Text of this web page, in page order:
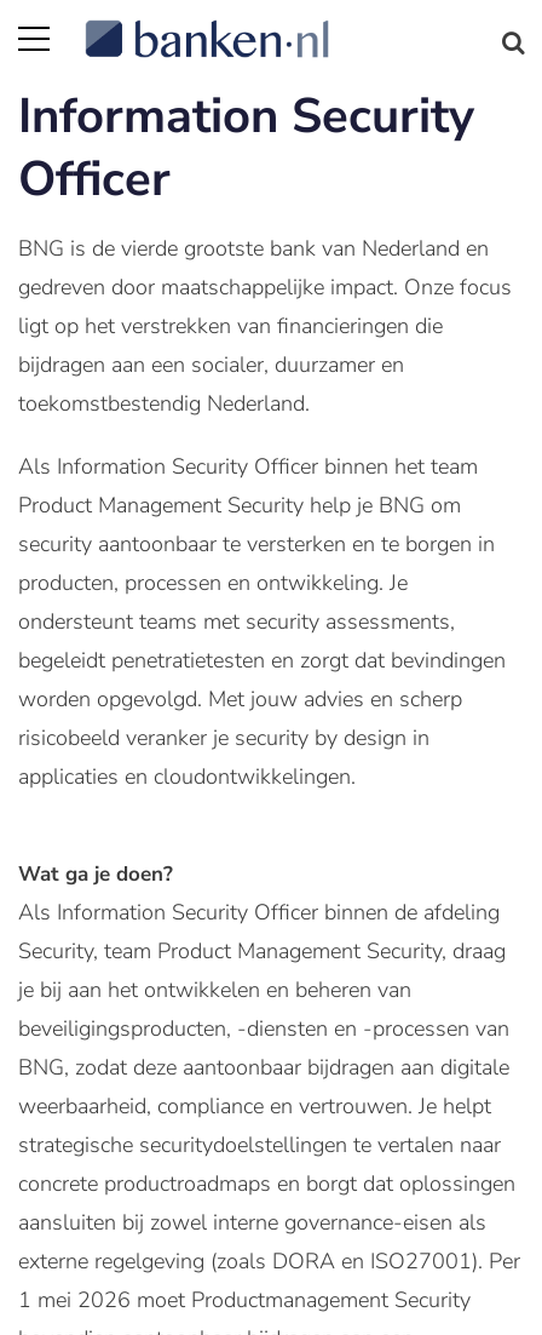
Information Security
Officer
BNG is de vierde grootste bank van Nederland en
gedreven door maatschappelijke impact. Onze focus
ligt op het verstrekken van financieringen die
bijdragen aan een socialer, duurzamer en
toekomstbestendig Nederland.
Als Information Security Officer binnen het team
Product Management Security help je BNG om
security aantoonbaar te versterken en te borgen in
producten, processen en ontwikkeling. Je
ondersteunt teams met security assessments,
begeleidt penetratietesten en zorgt dat bevindingen
worden opgevolgd. Met jouw advies en scherp
risicobeeld veranker je security by design in
applicaties en cloudontwikkelingen.
Wat ga je doen?
Als Information Security Officer binnen de afdeling
Security, team Product Management Security, draag
je bij aan het ontwikkelen en beheren van
beveiligingsproducten, -diensten en -processen van
BNG, zodat deze aantoonbaar bijdragen aan digitale
weerbaarheid, compliance en vertrouwen. Je helpt
strategische securitydoelstellingen te vertalen naar
concrete productroadmaps en borgt dat oplossingen
aansluiten bij zowel interne governance-eisen als
externe regelgeving (zoals DORA en ISO27001). Per
1 mei 2026 moet Productmanagement Security